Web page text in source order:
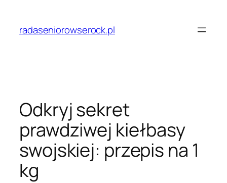
treściradaseniorowserock.pl
Odkryj sekret
prawdziwej kiełbasy
swojskiej: przepis na 1
kg